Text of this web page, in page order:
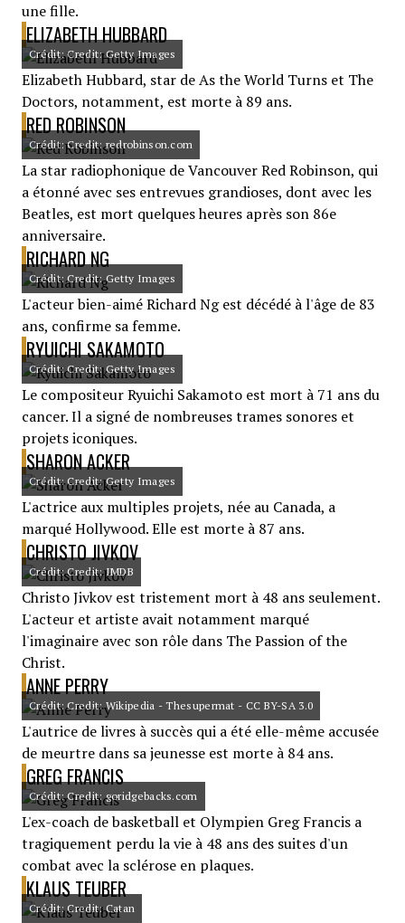
une fille.
ELIZABETH HUBBARD
Crédit: Credit: Getty Images
Elizabeth Hubbard, star de As the World Turns et The
Doctors, notamment, est morte à 89 ans.
RED ROBINSON
Crédit: Credit: redrobinson.com
La star radiophonique de Vancouver Red Robinson, qui
a étonné avec ses entrevues grandioses, dont avec les
Beatles, est mort quelques heures après son 86e
anniversaire.
RICHARD NG
Crédit: Credit: Getty Images
L'acteur bien-aimé Richard Ng est décédé à l'âge de 83
ans, confirme sa femme.
RYUICHI SAKAMOTO
Crédit: Credit: Getty Images
Le compositeur Ryuichi Sakamoto est mort à 71 ans du
cancer. Il a signé de nombreuses trames sonores et
projets iconiques.
SHARON ACKER
Crédit: Credit: Getty Images
L'actrice aux multiples projets, née au Canada, a
marqué Hollywood. Elle est morte à 87 ans.
CHRISTO JIVKOV
Crédit: Credit: IMDB
Christo Jivkov est tristement mort à 48 ans seulement.
L'acteur et artiste avait notamment marqué
l'imaginaire avec son rôle dans The Passion of the
Christ.
ANNE PERRY
Crédit: Credit: Wikipedia - Thesupermat - CC BY-SA 3.0
L'autrice de livres à succès qui a été elle-même accusée
de meurtre dans sa jeunesse est morte à 84 ans.
GREG FRANCIS
Crédit: Credit: goridgebacks.com
L'ex-coach de basketball et Olympien Greg Francis a
tragiquement perdu la vie à 48 ans des suites d'un
combat avec la sclérose en plaques.
KLAUS TEUBER
Crédit: Credit: Catan